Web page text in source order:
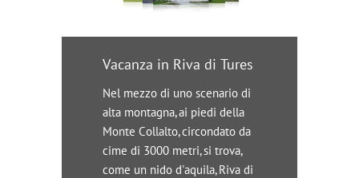
Vacanza in Riva di Tures
Nel mezzo di uno scenario di
alta montagna, ai piedi della
Monte Collalto, circondato da
cime di 3000 metri, si trova,
come un nido d'aquila, Riva di